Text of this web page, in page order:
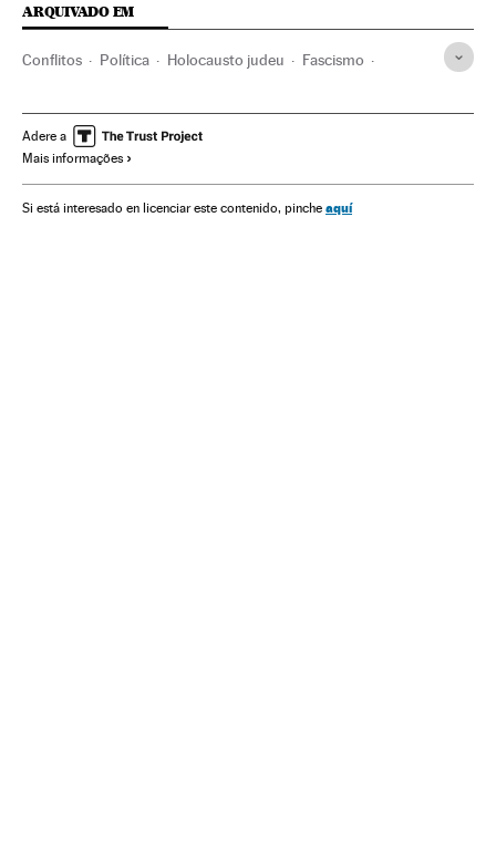
ARQUIVADO EM
Conflitos Política Holocausto judeu Fascismo
História contemporânea Ideologias
Adere a
Mais informações
Si está interesado en licenciar este contenido, pinche aquí